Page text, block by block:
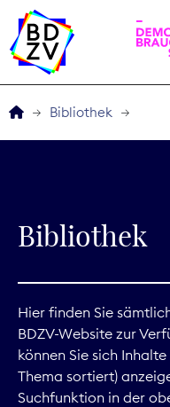
Service
Bibliothek
Bibliothek
Hier finden Sie
BDZV-Website zur
können Sie sich
Thema sortiert)
Suchfunktion in der